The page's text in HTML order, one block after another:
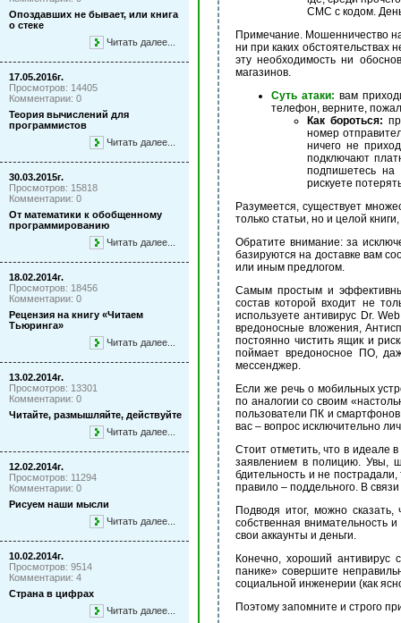
Опоздавших не бывает, или книга
о стеке
Читать далее...
17.05.2016г.
Просмотров: 14405
Комментарии: 0
Теория вычислений для
программистов
Читать далее...
30.03.2015г.
Просмотров: 15818
Комментарии: 0
От математики к обобщенному
программированию
Читать далее...
18.02.2014г.
Просмотров: 18456
Комментарии: 0
Рецензия на книгу «Читаем
Тьюринга»
Читать далее...
13.02.2014г.
Просмотров: 13301
Комментарии: 0
Читайте, размышляйте, действуйте
Читать далее...
12.02.2014г.
Просмотров: 11294
Комментарии: 0
Рисуем наши мысли
Читать далее...
10.02.2014г.
Просмотров: 9514
Комментарии: 4
Страна в цифрах
Читать далее...
СМС с кодом.
Примечание. Мошенничество
ни при каких обстоятельствах
эту необходимость ни
магазинов.
Суть атаки: вам
телефон, верните,
Как бороться:
номер
ничего не
подключают
подпишетесь на
рискуете
Разумеется, существует
только статьи, но и целой
Обратите внимание: за
базируются на доставке вам
или иным предлогом.
Самым простым и
состав которой входит не
используете антивирус Dr.
вредоносные вложения,
постоянно чистить ящик и
поймает вредоносное ПО,
мессенджер.
Если же речь о мобильных
по аналогии со своим
пользователи ПК и
вас – вопрос исключительно
Стоит отметить, что в идеале
заявлением в полицию. Увы,
бдительность и не
правило – поддельного. В
Подводя итог, можно
собственная внимательность
свои аккаунты и деньги.
Конечно, хороший
панике» совершите
социальной инженерии (как
Поэтому запомните и строго